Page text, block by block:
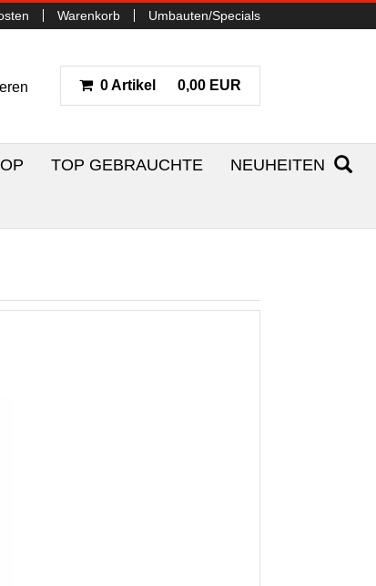
Warenkorb Umbauten/Specials
0 Artikel 0,00 EUR
TOP GEBRAUCHTE NEUHEITEN